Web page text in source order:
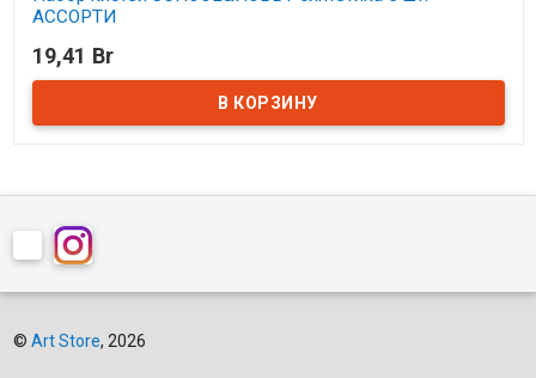
АССОРТИ
В наличии
19,41 Br
© Art Store, 2026